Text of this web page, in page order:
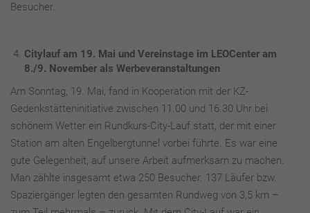
Besucher.
Citylauf am 19. Mai und Vereinstage im LEOCenter am
8./9. November als Werbeveranstaltungen
Am Sonntag, 19. Mai, fand in Kooperation mit der KZ-
Gedenkstätteninitiative zwischen 11.00 und 16.30 Uhr bei
schönem Wetter ein Rundkurs-City-Lauf statt, der mit einer
Station am alten Engelbergtunnel vorbei führte. Es war eine
gute Gelegenheit, auf unsere Arbeit aufmerksam zu machen.
Man zählte insgesamt etwa 250 Besucher. 137 Läufer bzw.
Spaziergänger legten den gesamten Rundweg von 3,5 km –